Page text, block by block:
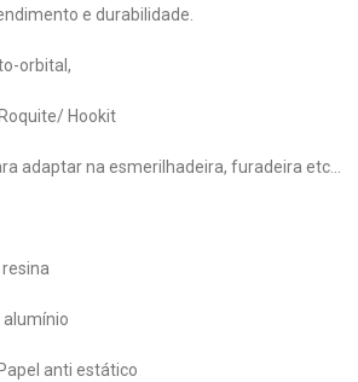
e durabilidade.
orbital,
Hookit
adaptar na esmerilhadeira, furadeira etc…
alumínio
anti estático